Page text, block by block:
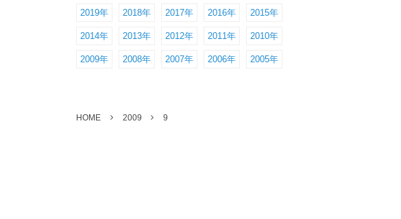
2019年 2018年 2017年 2016年 2015年
2014年 2013年 2012年 2011年 2010年
2009年 2008年 2007年 2006年 2005年
HOME 2009 9